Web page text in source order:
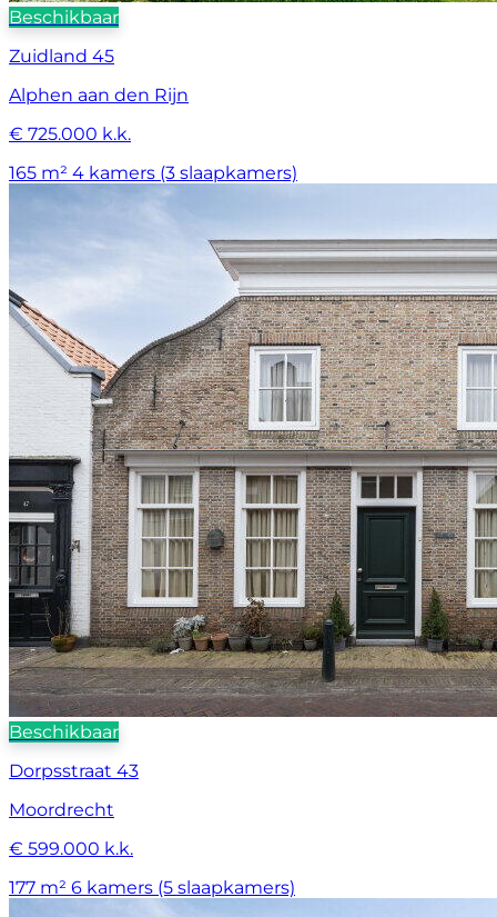
Beschikbaar
Zuidland 45
Alphen aan den Rijn
€ 725.000 k.k.
165 m² 4 kamers (3 slaapkamers)
Beschikbaar
Dorpsstraat 43
Moordrecht
€ 599.000 k.k.
177 m² 6 kamers (5 slaapkamers)